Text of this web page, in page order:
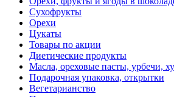
Сухофрукты
Орехи
Цукаты
Товары по акции
Диетические продукты
Масла, ореховые пасты, урбечи,
Подарочная упаковка, открытки
Вегетарианство